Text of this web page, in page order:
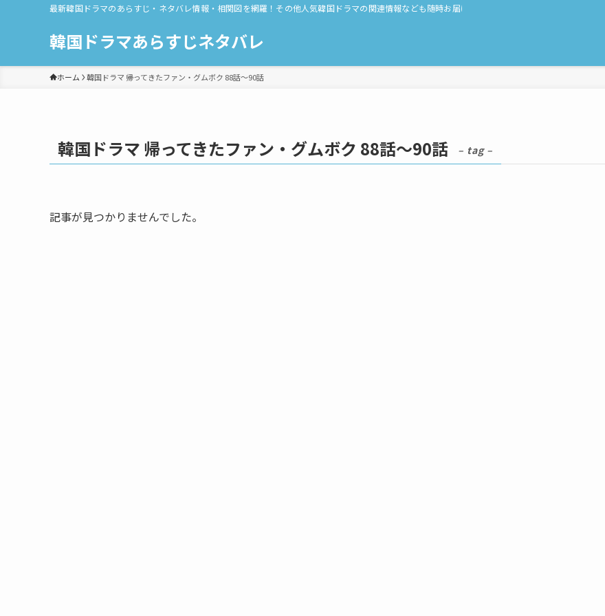
最新韓国ドラマのあらすじ・ネタバレ情報・相関図を網羅！その他人気韓国ドラマの関連情報なども随時お届け！
韓国ドラマあらすじネタバレ
ホーム 韓国ドラマ 帰ってきたファン・グムボク 88話～90話
韓国ドラマ 帰ってきたファン・グムボク 88話～90話 – tag –
記事が見つかりませんでした。